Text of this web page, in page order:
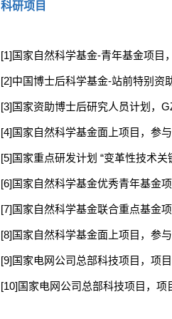
科研项目
[1]国家自然科学基金-青年基金项目
[2]中国博士后科学基金-站前特别资
[3]国家资助博士后研究人员计划，
[4]国家自然科学基金面上项目，参
[5]国家重点研发计划 “变革性技术
[6]国家自然科学基金优秀青年基金
[7]国家自然科学基金联合重点基金
[8]国家自然科学基金面上项目，参
[9]国家电网公司总部科技项目，项
[10]国家电网公司总部科技项目，项